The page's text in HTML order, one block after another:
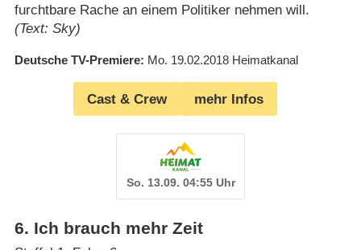
furchtbare Rache an einem Politiker nehmen will.
(Text: Sky)
Deutsche TV-Premiere Mo. 19.02.2018 Heimatkanal
Cast & Crew mehr Infos
So. 13.09. 04:55 Uhr
6. Ich brauch mehr Zeit